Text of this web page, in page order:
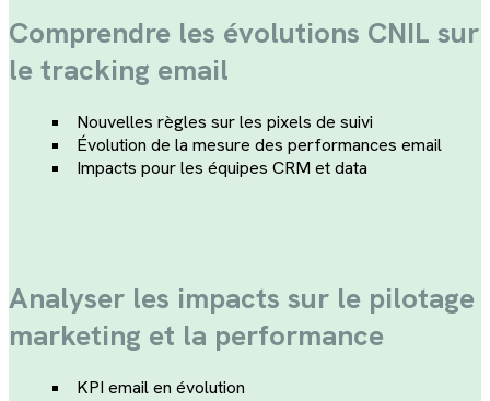
Comprendre les évolutions CNIL sur
le tracking email
Nouvelles règles sur les pixels de suivi
Évolution de la mesure des performances email
Impacts pour les équipes CRM et data
Analyser les impacts sur le pilotage
marketing et la performance
KPI email en évolution